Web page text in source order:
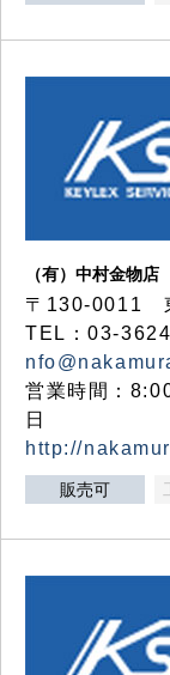
（有）中村金物店
〒130-0011
TEL：03-
営業時間：
日
http://
販売可